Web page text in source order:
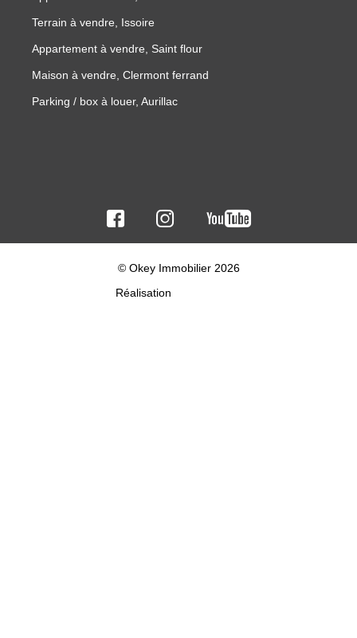
Terrain à vendre, Issoire
Appartement à vendre, Saint flour
Maison à vendre, Clermont ferrand
Parking / box à louer, Aurillac
© Okey Immobilier 2026
Réalisation